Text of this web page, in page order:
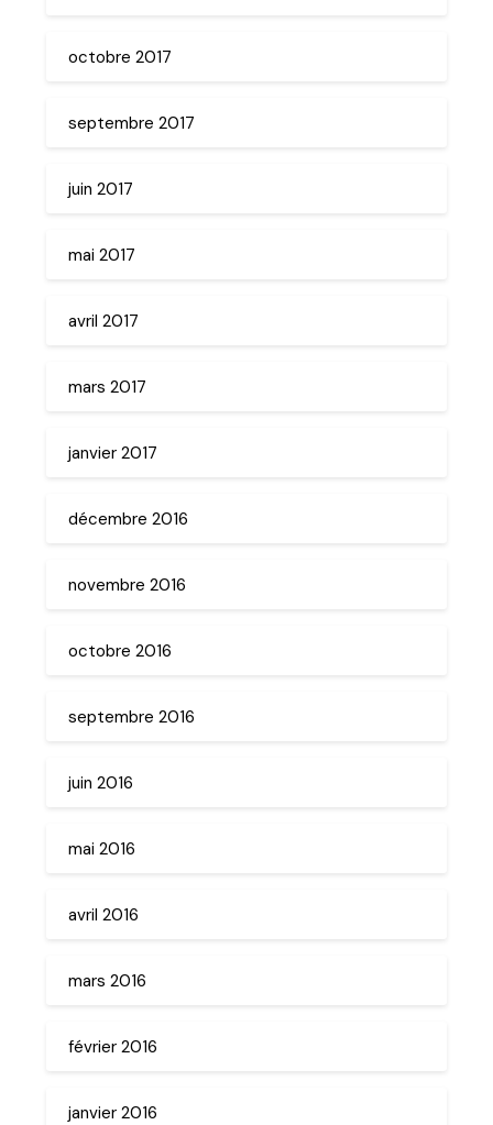
octobre 2017
septembre 2017
juin 2017
mai 2017
avril 2017
mars 2017
janvier 2017
décembre 2016
novembre 2016
octobre 2016
septembre 2016
juin 2016
mai 2016
avril 2016
mars 2016
février 2016
janvier 2016